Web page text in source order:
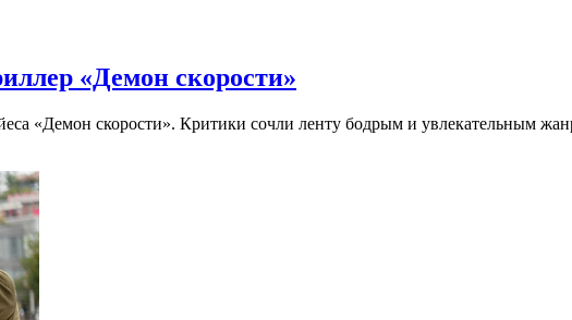
«Демон скорости»
«Демон скорости». Критики сочли ленту бодрым и увлекательным